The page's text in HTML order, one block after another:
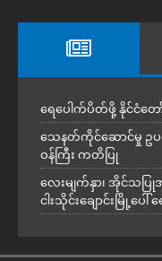
ရေပေါက်ပိတ်ဖို့ နိုင်ငံ
သေနတ်ကိုင်ဆောင်မှု ဥပ
ဝန်ကြီး ကတိပြု
လေးမျက်နှာ၊ အိုင်သပ
ငါးသိုင်းချောင်းမြို့ပေ